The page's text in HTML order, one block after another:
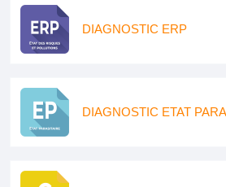
DIAGNOSTIC ERP
DIAGNOSTIC ETAT